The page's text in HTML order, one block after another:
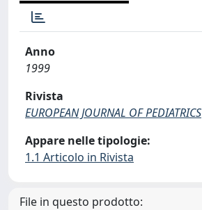
Anno
1999
Rivista
EUROPEAN JOURNAL OF PEDIATRICS
Appare nelle tipologie:
1.1 Articolo in Rivista
File in questo prodotto: